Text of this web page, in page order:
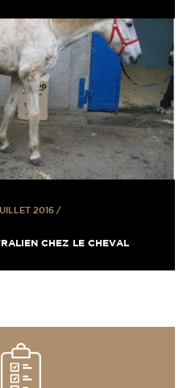
2016/
CHEZ LE CHEVAL